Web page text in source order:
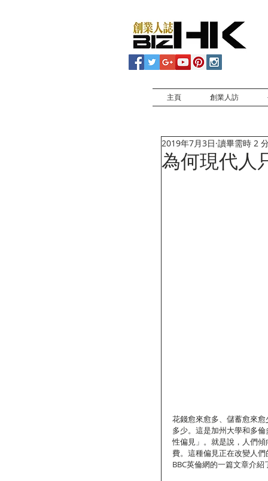
主頁 創業人訪
為何現代人
2019年7月3日 讀畢需時 2
花錢愈來愈多、儲蓄愈來
多少。這是加州大學和多
性偏見」。就是說，人們
費。這種偏見正在改變人們
BBC英倫網的一篇文章介紹